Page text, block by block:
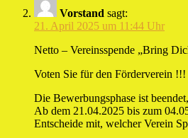
Vorstand sagt:
21. April 2025 um 11:44 Uhr
Netto – Vereinsspende „Bring
Voten Sie für den Förderverein !!!
Die Bewerbungsphase ist
Ab dem 21.04.2025 bis zum
Entscheide mit, welcher Verein